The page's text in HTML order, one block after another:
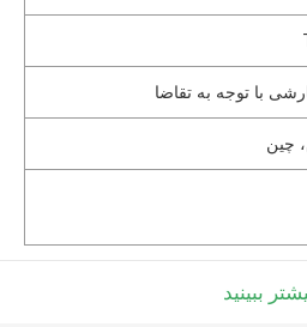
با توجه به تقاضا
چین
ببینید